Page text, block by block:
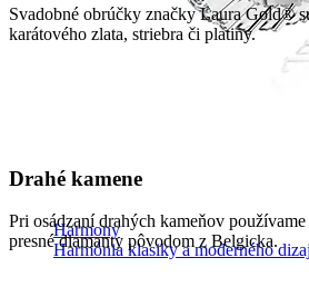
Harmony
Harmónia klasiky a moderného
Svadobné obrúčky značky Laura Gold®
karátového zlata, striebra či platiny.
Drahé kamene
Pri osádzaní drahých kameňov
presné diamanty pôvodom z Belgicka.